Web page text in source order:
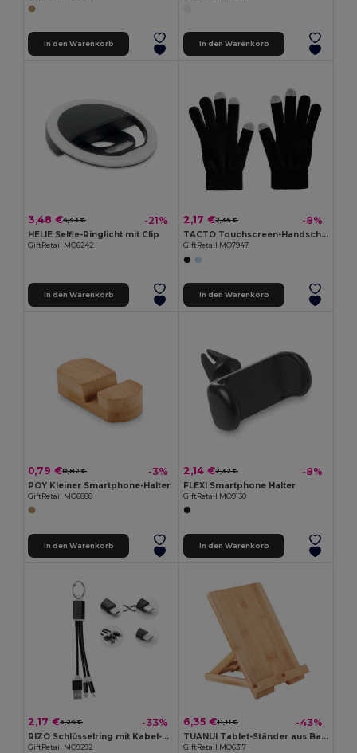
In den Warenkorb In den Warenkorb
3,48 €4,43 € -21%
HELIE Selfie-Ringlicht mit Clip
GiftRetail MO6242
In den Warenkorb
2,17 €2,35 € -8%
TACTO Touchscreen-Handschuhe
GiftRetail MO7947
In den Warenkorb
0,79 €0,82 € -3%
POY Kleiner Smartphone-Halter
GiftRetail MO6888
In den Warenkorb
2,14 €2,32 € -8%
FLEXI Smartphone Halter
GiftRetail MO9130
In den Warenkorb
2,17 €3,24 € -33%
RIZO Schlüsselring mit Kabel-Set
GiftRetail MO9292
6,35 €11,11 € -43%
TUANUI Tablet-Ständer aus Bambus
GiftRetail MO6317